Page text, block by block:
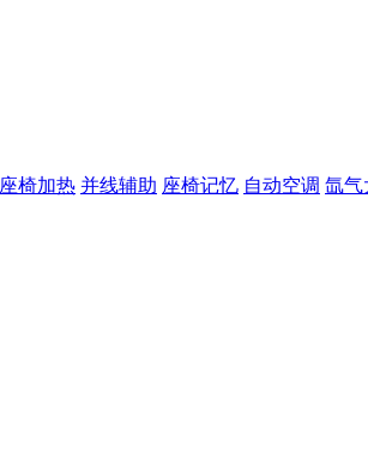
座椅加热 并线辅助 座椅记忆 自动空调 氙气